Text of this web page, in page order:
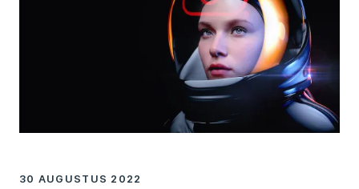
30 AUGUSTUS 2022